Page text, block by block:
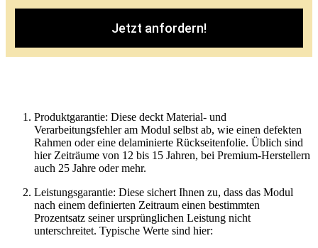
Jetzt anfordern!
Produktgarantie: Diese deckt Material- und
Verarbeitungsfehler am Modul selbst ab, wie einen defekten
Rahmen oder eine delaminierte Rückseitenfolie. Üblich sind
hier Zeiträume von 12 bis 15 Jahren, bei Premium-Herstellern
auch 25 Jahre oder mehr.
Leistungsgarantie: Diese sichert Ihnen zu, dass das Modul
nach einem definierten Zeitraum einen bestimmten
Prozentsatz seiner ursprünglichen Leistung nicht
unterschreitet. Typische Werte sind hier: